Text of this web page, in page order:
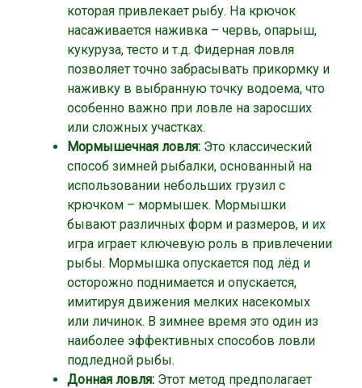
которая привлекает рыбу. На крючок
насаживается наживка – червь, опарыш,
кукуруза, тесто и т.д. Фидерная ловля
позволяет точно забрасывать прикормку и
наживку в выбранную точку водоема, что
особенно важно при ловле на заросших
или сложных участках.
Мормышечная ловля:Это классический
способ зимней рыбалки, основанный на
использовании небольших грузил с
крючком – мормышек. Мормышки
бывают различных форм и размеров, и их
игра играет ключевую роль в привлечении
рыбы. Мормышка опускается под лёд и
осторожно поднимается и опускается,
имитируя движения мелких насекомых
или личинок. В зимнее время это один из
наиболее эффективных способов ловли
подледной рыбы.
Донная ловля:Этот метод предполагает